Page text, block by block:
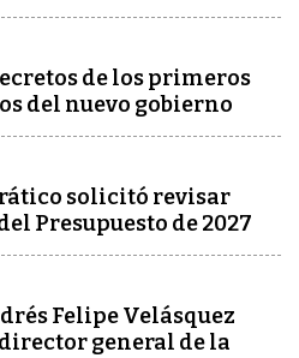
de los primeros
del nuevo gobierno
solicitó revisar
Presupuesto de 2027
Felipe Velásquez
general de la